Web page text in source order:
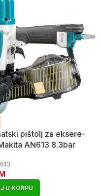
pištolj za eksere-
AN613 8.3bar
U KORPU